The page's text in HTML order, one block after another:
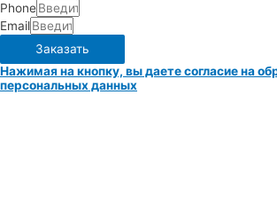
Phone
Email
Заказать
Нажимая на кнопку, вы даете согласие на
персональных данных